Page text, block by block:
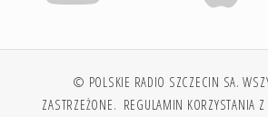
© POLSKIE RADIO SZCZECIN SA.
ZASTRZEŻONE. REGULAMIN KORZYSTANIA Z